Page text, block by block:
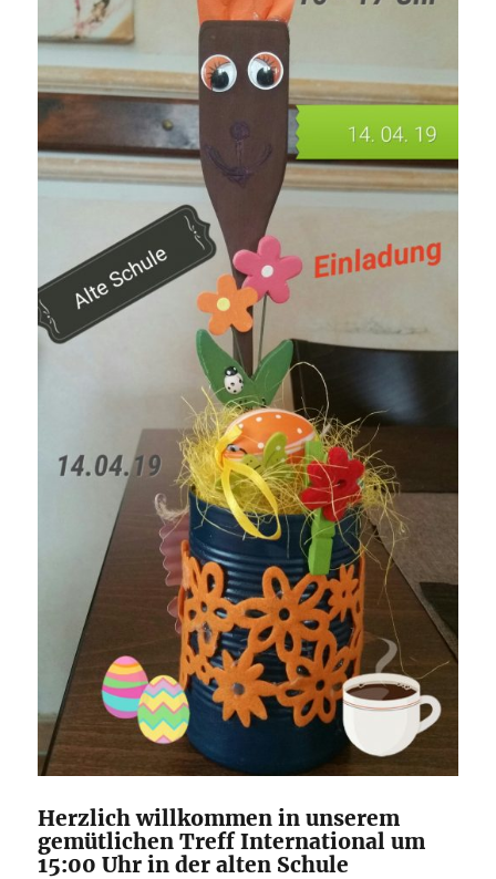
Herzlich willkommen in unserem
gemütlichen Treff International um
15:00 Uhr in der alten Schule